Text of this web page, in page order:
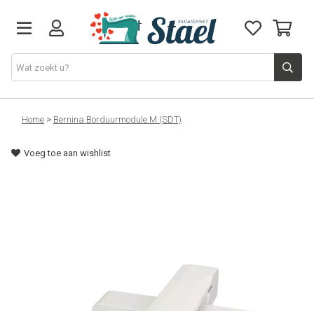
Machines
Accessoires
Home > Bernina Borduurmodule M (SDT)
Voeg toe aan wishlist